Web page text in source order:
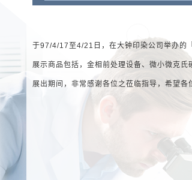
于97/4/17 至4/21 日，在大钟印染公司举办的
展示商品包括，金相前处理设备、微小微克氏
展出期间，非常感谢各位之莅临指导，希望